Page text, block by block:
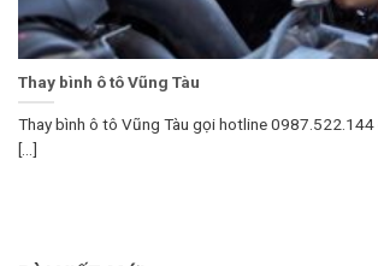
Thay bình ô tô Vũng Tàu
Thay bình ô tô Vũng Tàu gọi hotline
[...]